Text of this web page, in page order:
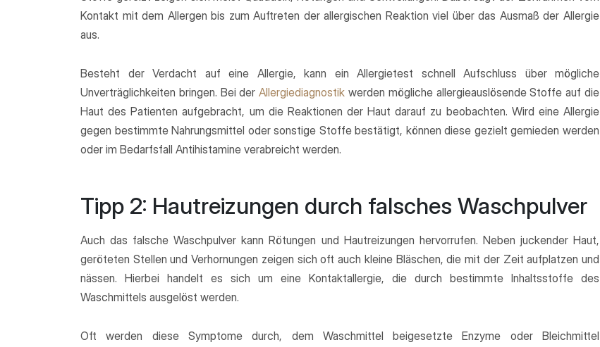
Kontakt mit dem Allergen bis zum Auftreten der allergischen Reaktion viel über das Ausmaß der Allergie
aus.
Besteht der Verdacht auf eine Allergie, kann ein Allergietest schnell Aufschluss über mögliche
Unverträglichkeiten bringen. Bei derAllergiediagnostik werden mögliche allergieauslösende Stoffe auf die
Haut des Patienten aufgebracht, um die Reaktionen der Haut darauf zu beobachten. Wird eine Allergie
gegen bestimmte Nahrungsmittel oder sonstige Stoffe bestätigt, können diese gezielt gemieden werden
oder im Bedarfsfall Antihistamine verabreicht werden.
Tipp 2: Hautreizungen durch falsches Waschpulver
Auch das falsche Waschpulver kann Rötungen und Hautreizungen hervorrufen. Neben juckender Haut,
geröteten Stellen und Verhornungen zeigen sich oft auch kleine Bläschen, die mit der Zeit aufplatzen und
nässen. Hierbei handelt es sich um eine Kontaktallergie, die durch bestimmte Inhaltsstoffe des
Waschmittels ausgelöst werden.
Oft werden diese Symptome durch, dem Waschmittel beigesetzte Enzyme oder Bleichmittel